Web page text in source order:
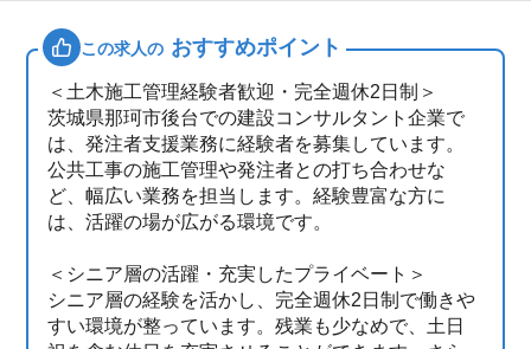
この求人の おすすめポイント
＜土木施工管理経験者歓迎・完全週休2日制＞
茨城県那珂市後台での建設コンサルタント企業で
は、発注者支援業務に経験者を募集しています。
公共工事の施工管理や発注者との打ち合わせな
ど、幅広い業務を担当します。経験豊富な方に
は、活躍の場が広がる環境です。
＜シニア層の活躍・充実したプライベート＞
シニア層の経験を活かし、完全週休2日制で働きや
すい環境が整っています。残業も少なめで、土日